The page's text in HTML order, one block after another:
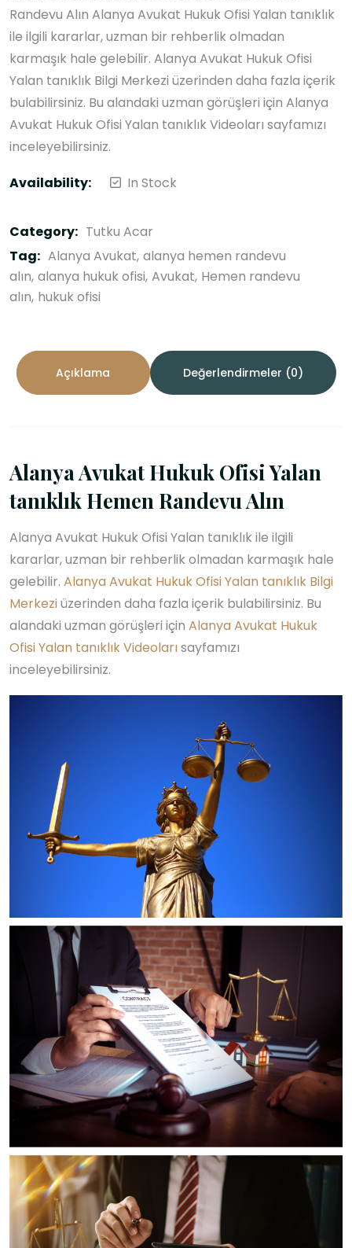
Randevu Alın Alanya Avukat Hukuk Ofisi Yalan tanıklık
ile ilgili kararlar, uzman bir rehberlik olmadan
karmaşık hale gelebilir. Alanya Avukat Hukuk Ofisi
Yalan tanıklık Bilgi Merkezi üzerinden daha fazla içerik
bulabilirsiniz. Bu alandaki uzman görüşleri için Alanya
Avukat Hukuk Ofisi Yalan tanıklık Videoları sayfamızı
inceleyebilirsiniz.
Availability:
In Stock
Category: Tutku Acar
Tag: Alanya Avukat alanya hemen randevu
alın alanya hukuk ofisi Avukat Hemen randevu
alın hukuk ofisi
Açıklama Değerlendirmeler (0)
Alanya Avukat Hukuk Ofisi Yalan
tanıklık Hemen Randevu Alın
Alanya Avukat Hukuk Ofisi Yalan tanıklık ile ilgili
kararlar, uzman bir rehberlik olmadan karmaşık hale
gelebilir. Alanya Avukat Hukuk Ofisi Yalan tanıklık Bilgi
Merkeziüzerinden daha fazla içerik bulabilirsiniz. Bu
alandaki uzman görüşleri için Alanya Avukat Hukuk
Ofisi Yalan tanıklık Videolarısayfamızı
inceleyebilirsiniz.